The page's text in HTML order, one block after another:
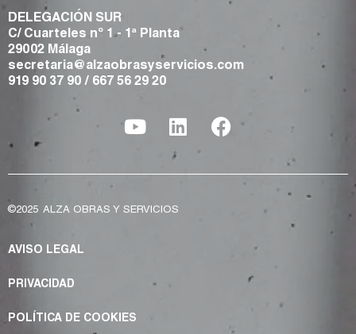
DELEGACIÓN SUR
C/ Cuarteles nº 1 - 1ª Planta
29002 Málaga
secretaria@alzaobrasyservicios.com
919 90 37 90 / 667 56 29 20
©2025 ALZA OBRAS Y SERVICIOS
AVISO LEGAL
PRIVACIDAD
POLÍTICA DE COOKIES